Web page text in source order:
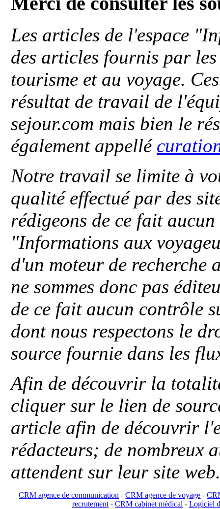
Les articles de l'espace
des articles fournis par
tourisme et au voyage.
résultat de travail de
sejour.com mais bien le
également appellé
Notre travail se limite à
qualité effectué par des
rédigeons de ce fait
"Informations aux
d'un moteur de recherche
ne sommes donc pas
de ce fait aucun contrôle
dont nous respectons le
source fournie dans les
Afin de découvrir la
cliquer sur le lien de
article afin de découvrir
rédacteurs; de nombreux
attendent sur leur site
CRM agence de communication -CRM agence de voyage -
recrutement- CRM cabinet médical- Logiciel